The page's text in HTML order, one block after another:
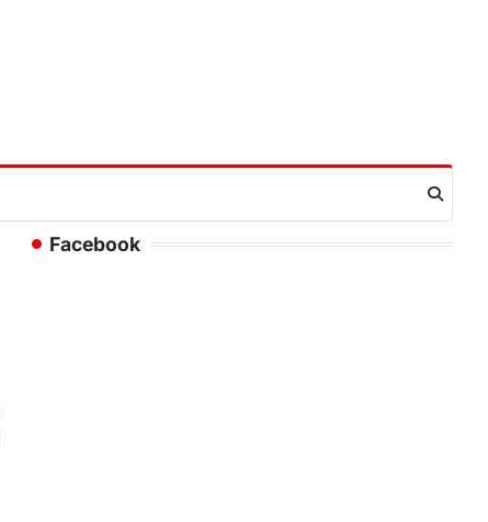
Facebook